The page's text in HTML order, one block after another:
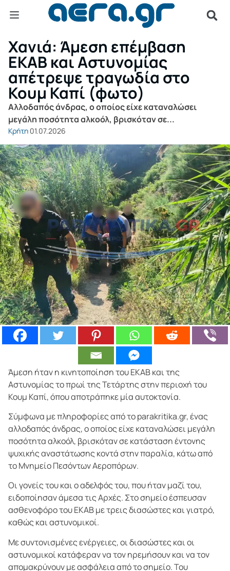
Χανιά: Άμεση επέμβαση
ΕΚΑΒ και Αστυνομίας
απέτρεψε τραγωδία στο
Κουμ Καπί (φωτο)
Αλλοδαπός άνδρας, ο οποίος είχε καταναλώσει
μεγάλη ποσότητα αλκοόλ, βρισκόταν σε...
Κρήτη 01.07.2026
Άμεση ήταν η κινητοποίηση του ΕΚΑΒ και της
Αστυνομίας το πρωί της Τετάρτης στην περιοχή του
Κουμ Καπί, όπου αποτράπηκε μία αυτοκτονία.
Σύμφωνα με πληροφορίες από το parakritika.gr, ένας
αλλοδαπός άνδρας, ο οποίος είχε καταναλώσει μεγάλη
ποσότητα αλκοόλ, βρισκόταν σε κατάσταση έντονης
ψυχικής αναστάτωσης κοντά στην παραλία, κάτω από
το Μνημείο Πεσόντων Αεροπόρων.
Οι γονείς του και ο αδελφός του, που ήταν μαζί του,
ειδοποίησαν άμεσα τις Αρχές. Στο σημείο έσπευσαν
ασθενοφόρο του ΕΚΑΒ με τρεις διασώστες και γιατρό,
καθώς και αστυνομικοί.
Με συντονισμένες ενέργειες, οι διασώστες και οι
αστυνομικοί κατάφεραν να τον ηρεμήσουν και να τον
απομακρύνουν με ασφάλεια από το σημείο. Του